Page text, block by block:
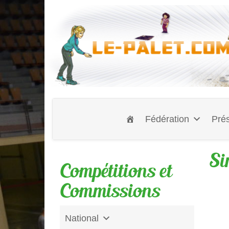
Fédération
Compétitions et
Commissions
National